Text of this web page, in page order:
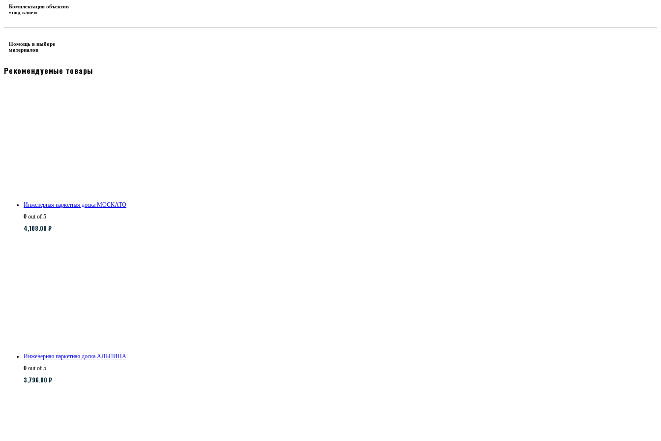
Комплектация объектов
«под ключ»
Помощь в выборе
материалов
Рекомендуемые товары
Инженерная паркетная доска МОСКАТО
0 out of 5
4,108.00 ₽
Инженерная паркетная доска АЛЬПИНА
0 out of 5
3,796.00 ₽